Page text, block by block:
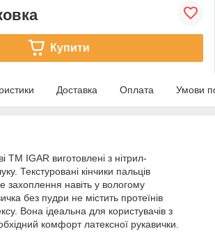
Купити
Доставка Оплата Умови
ТМ IGAR виготовлені з нітрил-
Текстуровані кінчики пальців
захоплення навіть у вологому
без пудри не містить протеїнів
Вона ідеальна для користувачів з
комфорт латексної рукавички.